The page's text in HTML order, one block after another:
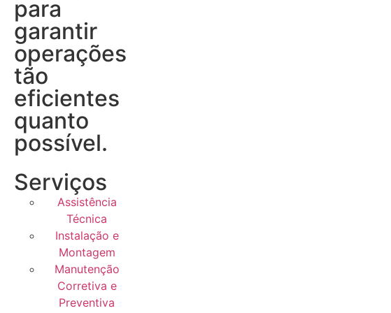
para
garantir
operações
tão
eficientes
quanto
possível.
Serviços
Assistência
Técnica
Instalação e
Montagem
Manutenção
Corretiva e
Preventiva